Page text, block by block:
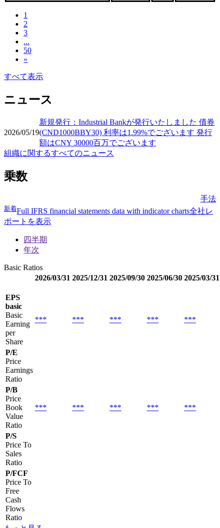
1
2
3
...
50
»
すべて表示
ニュース
2026/05/19
新規発行：Industrial Bankが発行いたしました 債券
(CND1000BBY30) 利率は1.99%でございます 発行
額はCNY 30000百万でございます
組織に関するすべてのニュース
乗数
手法
新着Full IFRS financial statements data with indicator charts全社レ
ポートを表示
四半期
年次
Basic Ratios
2026/03/31 2025/12/31 2025/09/30 2025/06/30 2025/03/31
EPS
basic
Basic
Earning
per
Share
*** *** *** *** ***
P/E
Price
Earnings
Ratio
P/B
Price
Book
Value
Ratio
*** *** *** *** ***
P/S
Price To
Sales
Ratio
P/FCF
Price To
Free
Cash
Flows
Ratio